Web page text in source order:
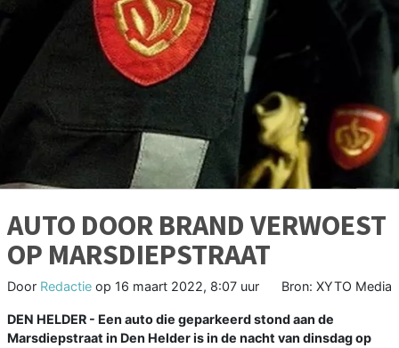
AUTO DOOR BRAND VERWOEST
OP MARSDIEPSTRAAT
Door Redactie op 16 maart 2022, 8:07 uur Bron: XYTO Media
DEN HELDER - Een auto die geparkeerd stond aan de
Marsdiepstraat in Den Helder is in de nacht van dinsdag op